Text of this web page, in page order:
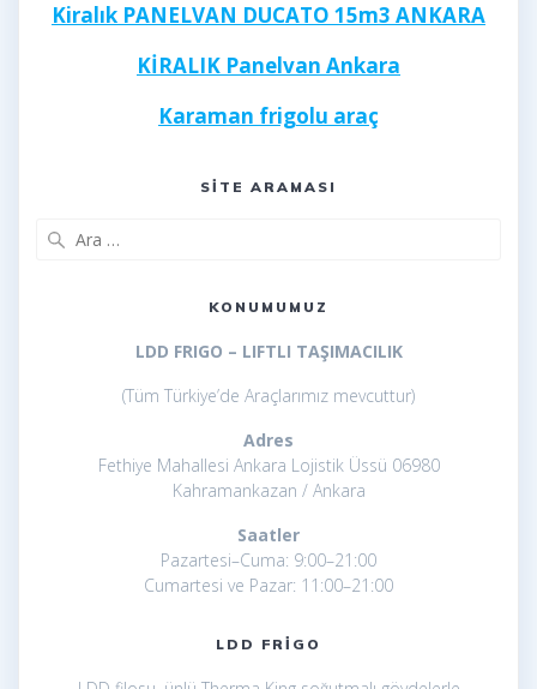
Kiralık PANELVAN DUCATO 15m3 ANKARA
KİRALIK Panelvan Ankara
Karaman frigolu araç
SITE ARAMASI
KONUMUMUZ
LDD FRIGO – LIFTLI TAŞIMACILIK
(Tüm Türkiye’de Araçlarımız mevcuttur)
Adres
Fethiye Mahallesi Ankara Lojistik Üssü 06980
Kahramankazan / Ankara
Saatler
Pazartesi–Cuma: 9:00–21:00
Cumartesi ve Pazar: 11:00–21:00
LDD FRIGO